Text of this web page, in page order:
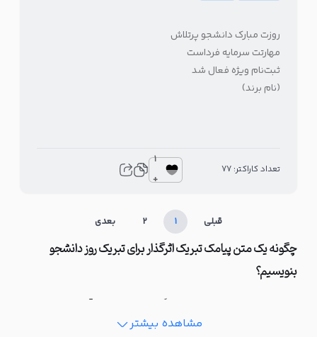
روزت مبارک دانشجو پرتلاش
مهارتت سرمایه فرداست
ثبت‌نام ویژه فعال شد
(نام برند)
تعداد کاراکتر: 77
1
+
قبلی 1
2 بعدی
چگونه یک متن پیامک تبریک اثرگذار برای تبریک روز دانشجو
بنویسیم؟
نوشتن یک متن پیامک تبریک اثرگذار برای روز دانش‌آموز یعنی خلق
پیامی که نه تنها به مناسبت این روز خاص اشاره کند، بلکه با کلمات
مشاهده بیشتر